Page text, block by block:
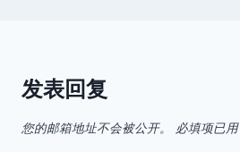
发表回复
您的邮箱地址不会被公开。 必填项已用